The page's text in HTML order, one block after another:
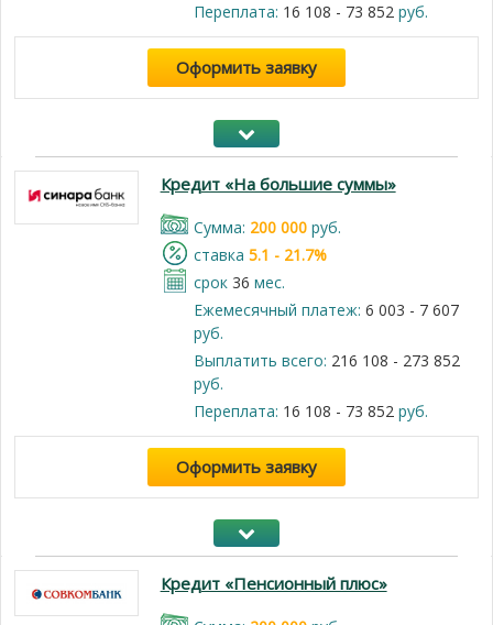
Переплата: 16 108 - 73 852руб.
Оформить заявку
Кредит «На большие суммы»
Cумма: 200 000руб.
cтавка 5.1 - 21.7%
срок 36 мес.
Ежемесячный платеж: 6 003 - 7 607
руб.
Выплатить всего: 216 108 - 273 852
руб.
Переплата: 16 108 - 73 852руб.
Оформить заявку
Кредит «Пенсионный плюс»